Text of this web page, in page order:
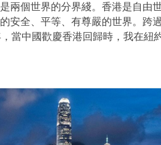
兩個世界的分界綫。香港是自由
安全、平等、有尊嚴的世界。跨
當中國歡慶香港回歸時，我在紐